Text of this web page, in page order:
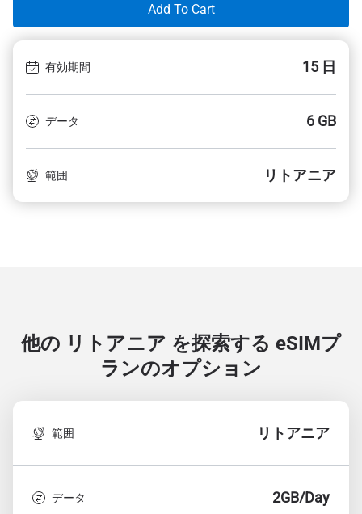
Add To Cart
有効期間 15 日
データ 6 GB
範囲 リトアニア
他の リトアニア を探索する eSIMプ
ランのオプション
範囲 リトアニア
データ 2GB/Day